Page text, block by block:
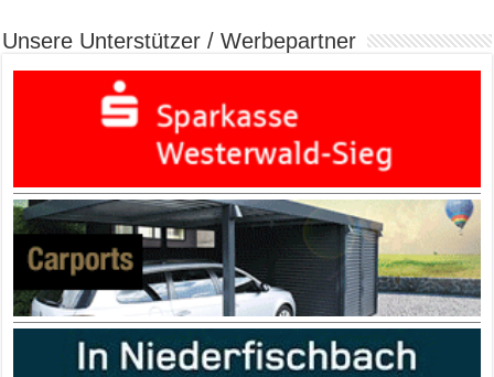
Unsere Unterstützer / Werbepartner